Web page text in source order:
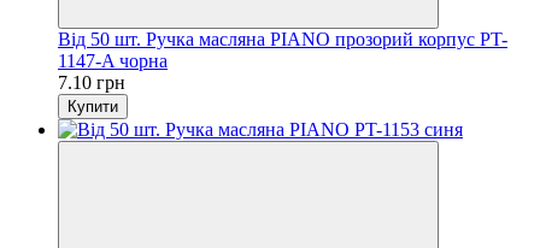
Від 50 шт. Ручка масляна PIANO прозорий корпус PT-
1147-A чорна
7.10 грн
Купити